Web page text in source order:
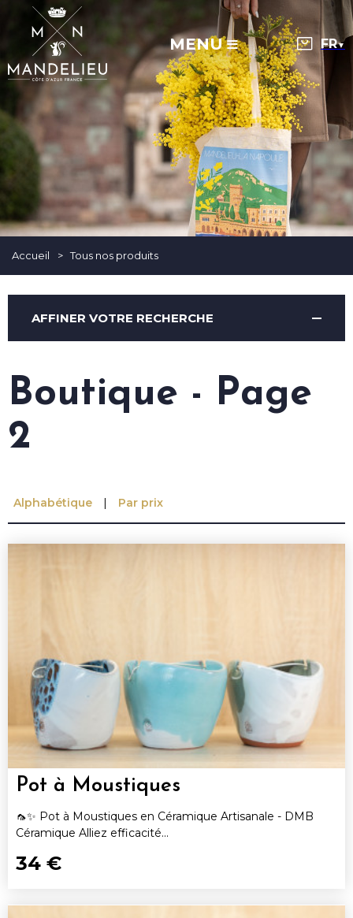
MENU ▼
Accueil > Tous nos produits
AFFINER VOTRE RECHERCHE
Boutique - Page
2
Alphabétique Par prix
Pot à Moustiques
🦟✨ Pot à Moustiques en Céramique Artisanale - DMB
Céramique Alliez efficacité...
34 €